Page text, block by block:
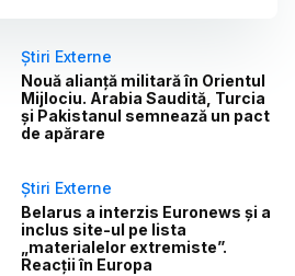
Știri Externe
Nouă alianță militară în Orientul
Mijlociu. Arabia Saudită, Turcia
și Pakistanul semnează un pact
de apărare
Știri Externe
Belarus a interzis Euronews și a
inclus site-ul pe lista
„materialelor extremiste”.
Reacții în Europa